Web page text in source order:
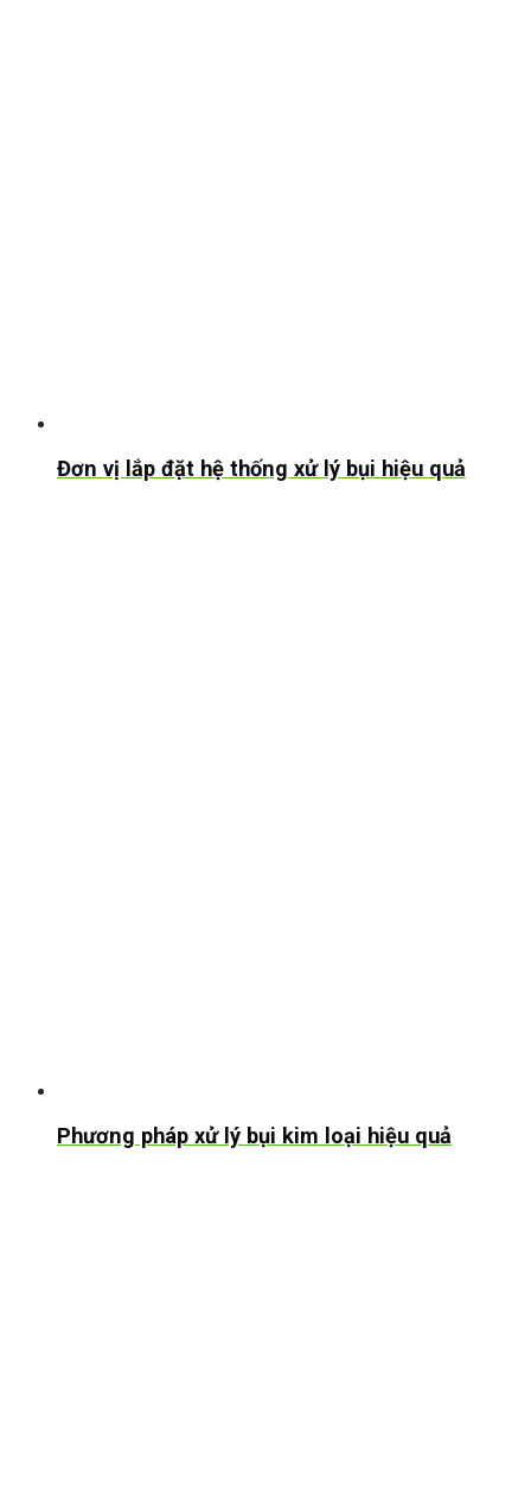
Đơn vị lắp đặt hệ thống xử lý bụi hiệu quả
Phương pháp xử lý bụi kim loại hiệu quả